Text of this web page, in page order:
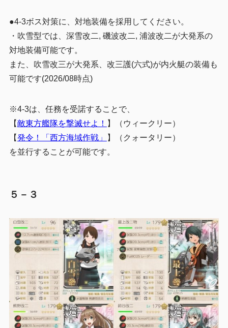
●4-3ボス対策に、対地装備を採用してください。
・吹雪型では、深雪改二, 磯波改二, 浦波改二が大発系の
対地装備可能です。
また、吹雪改三が大発系、改三護(六式)が内火艇の装備も
可能です(2026/08時点)
※4-3は、任務を受諾することで、
【敵東方艦隊を撃滅せよ！ 】（ウィークリー）
【発令！「西方海域作戦」
】（クォータリー）
を並行することが可能です。
５－３